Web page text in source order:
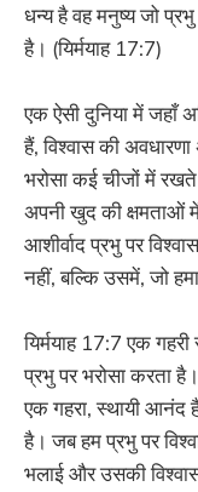
धन्य है वह मनुष्य जो
है। (यिर्मयाह 17:7)
एक ऐसी दुनिया में जहाँ
हैं, विश्वास की
भरोसा कई चीजों में
अपनी खुद की क्षमताओं
आशीर्वाद प्रभु पर
नहीं, बल्कि उसमें, जो
यिर्मयाह 17:7 एक
प्रभु पर भरोसा करता
एक गहरा, स्थायी आनंद
है। जब हम प्रभु पर
भलाई और उसकी